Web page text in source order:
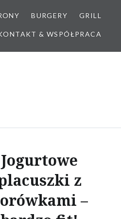
BURGERY GRILL
& WSPÓŁPRACA
Jogurtowe
z
–